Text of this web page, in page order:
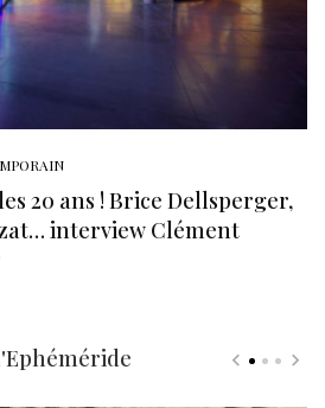
20 ans ! Brice Dellsperger,
interview Clément